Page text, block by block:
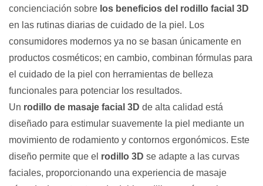
concienciación sobre los beneficios del rodillo facial 3D
en las rutinas diarias de cuidado de la piel. Los
consumidores modernos ya no se basan únicamente en
productos cosméticos; en cambio, combinan fórmulas para
el cuidado de la piel con herramientas de belleza
funcionales para potenciar los resultados.
Un rodillo de masaje facial 3D de alta calidad está
diseñado para estimular suavemente la piel mediante un
movimiento de rodamiento y contornos ergonómicos. Este
diseño permite que el rodillo 3D se adapte a las curvas
faciales, proporcionando una experiencia de masaje